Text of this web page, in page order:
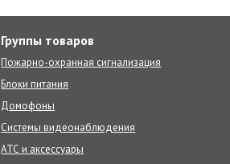
Группы товаров
Пожарно-охранная сигнализация
Блоки питания
Домофоны
Системы видеонаблюдения
АТС и аксессуары